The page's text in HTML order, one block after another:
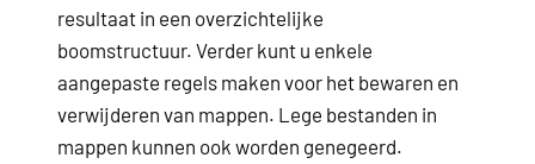
resultaat in een overzichtelijke
boomstructuur. Verder kunt u enkele
aangepaste regels maken voor het bewaren en
verwijderen van mappen. Lege bestanden in
mappen kunnen ook worden genegeerd.